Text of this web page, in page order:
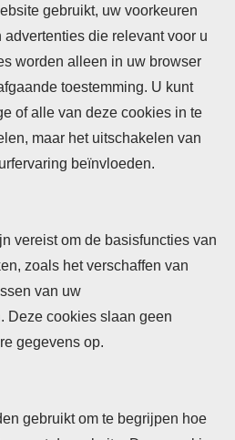
gebruikt, uw voorkeuren
die relevant voor u
worden alleen in uw browser
toestemming. U kunt
of alle van deze cookies in te
maar het uitschakelen van
beïnvloeden.
vereist om de basisfuncties van
zoals het verschaffen van
van uw
Deze cookies slaan geen
gegevens op.
gebruikt om te begrijpen hoe
Leveringsvoorwaarden